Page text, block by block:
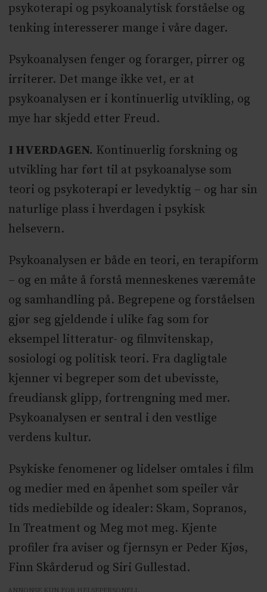
psykoterapi og psykoanalytisk forståelse og
tenking interesserer mange i våre dager.
Psykoanalysen fenger og forarger, pirrer og
irriterer. Det mange ikke vet, er at
psykoanalysen er i kontinuerlig utvikling, og
mye har skjedd etter Freud.
I HVERDAGEN. Kontinuerlig forskning og
utvikling har ført til at psykoanalyse som
teori og psykoterapi er levedyktig – og har sin
naturlige plass i hverdagen i psykisk
helsevern.
Psykoanalysen er både en teori, en terapiform
– og en måte å forstå menneskenes væremåte
og samhandling på. Begrepene og forståelsen
gjør seg gjeldende i ulike fag som for
eksempel litteratur- og filmvitenskap,
sosiologi og politisk teori. Fra dagligtale
kjenner vi begreper som det ubevisste,
freudiansk glipp, fortrengning med mer.
Psykoanalysen er sentral i den vestlige
verdens kultur.
Psykiske fenomener og lidelser omtales i film
og medier med en åpenhet som speiler vår
tids mediebilde og idealer: Skam, Sopranos,
In Treatment og Meg mot meg. Kjente
profiler fra aviser og fjernsyn er Peder Kjøs,
Finn Skårderud og Siri Gullestad.
ANNONSE KUN FOR HELSEPERSONELL